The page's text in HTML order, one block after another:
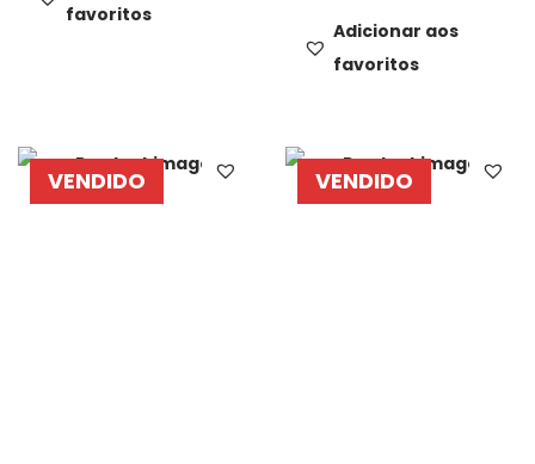
favoritos
Adicionar aos
favoritos
VENDIDO VENDIDO